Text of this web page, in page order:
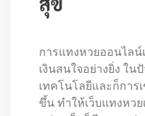
การแทงหวยออนไล
เงินสนใจอย่างยิ่ง ใ
เทคโนโลยีและก็การ
ขึ้น ทำให้เว็บแทงหว